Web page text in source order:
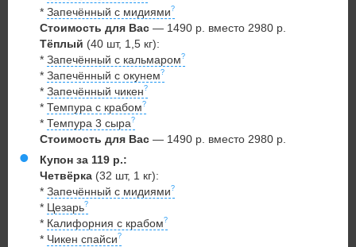
* Запечённый с мидиями
Стоимость для Вас — 1490 р. вместо 2980 р.
Тёплый (40 шт, 1,5 кг):
* Запечённый с кальмаром
* Запечённый с окунем
* Запечённый чикен
* Темпура с крабом
* Темпура 3 сыра
Стоимость для Вас — 1490 р. вместо 2980 р.
Купон за 119 р.:
Четвёрка (32 шт, 1 кг):
* Запечённый с мидиями
* Цезарь
* Калифорния с крабом
* Чикен спайси